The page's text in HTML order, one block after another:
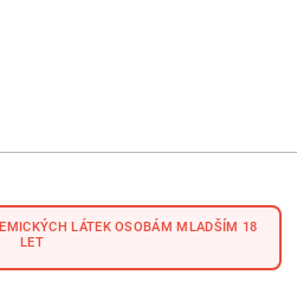
LÁTEK OSOBÁM MLADŠÍM 18
LET